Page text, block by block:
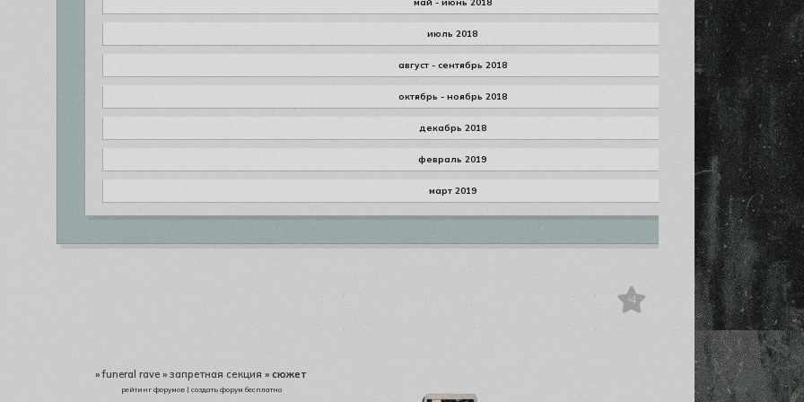
июль 2018
август - сентябрь 2018
октябрь - ноябрь 2018
декабрь 2018
февраль 2019
март 2019
+4
»funeral rave » запретная секция » сюжет
рейтинг форумов| создать форум бесплатно